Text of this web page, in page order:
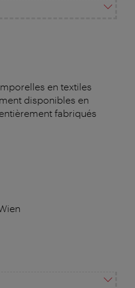
en textiles
disponibles en
fabriqués